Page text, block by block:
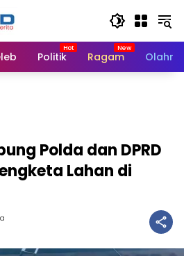
Politik Ragam
Polda dan DPRD
Lahan di